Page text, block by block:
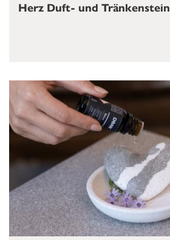
Herz Duft- und Tränkenstein